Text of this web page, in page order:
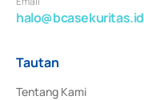
halo@bcasekuritas.id
Tautan
Tentang Kami